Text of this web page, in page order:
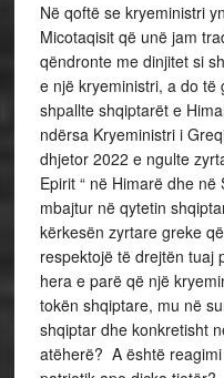
Në qoftë se kryeministri
Micotaqisit që unë jam
qëndronte me dinjitet si
e një kryeministri, a do të
shpallte shqiptarët e
ndërsa Kryeministri i
dhjetor 2022 e ngulte
Epirit “ në Himarë dhe
mbajtur në qytetin
kërkesën zyrtare greke
respektojë të drejtën tuaj
hera e parë që një
tokën shqiptare, mu në
shqiptar dhe konkretisht
atëherë? A është